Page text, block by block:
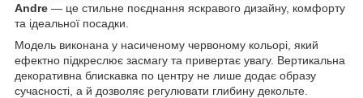
Andre — це стильне поєднання яскравого дизайну, комфорту
та ідеальної посадки.
Модель виконана у насиченому червоному кольорі, який
ефектно підкреслює засмагу та привертає увагу. Вертикальна
декоративна блискавка по центру не лише додає образу
сучасності, а й дозволяє регулювати глибину декольте.